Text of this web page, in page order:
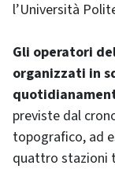
l’Università
Gli operatori
organizzati in
previste dal
topografico, ad
quattro stazioni